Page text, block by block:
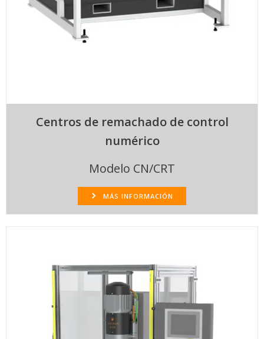
Centros de remachado de control
numérico
Modelo CN/CRT
MÁS INFORMACIÓN